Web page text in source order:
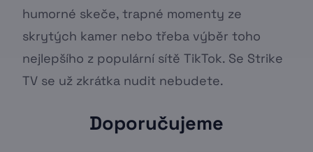
humorné skeče, trapné momenty ze
skrytých kamer nebo třeba výběr toho
nejlepšího z populární sítě TikTok. Se Strike
TV se už zkrátka nudit nebudete.
Doporučujeme